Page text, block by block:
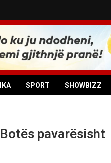
SPORT SHOWBIZZ
pavarësisht